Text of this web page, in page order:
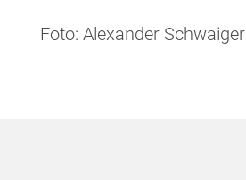
Foto: Alexander Schwaiger